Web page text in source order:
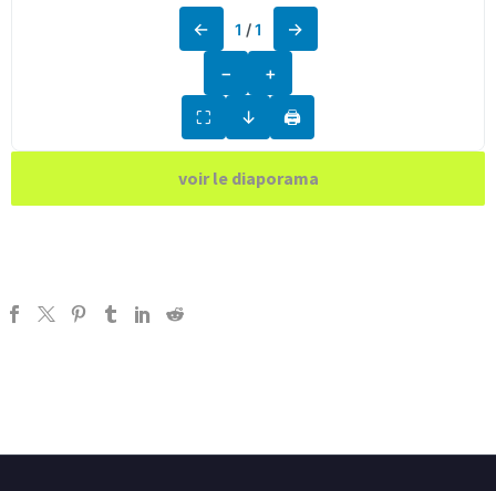
− +
← 1 / 1 →
⛶ ↓ 🖨
voir le diaporama